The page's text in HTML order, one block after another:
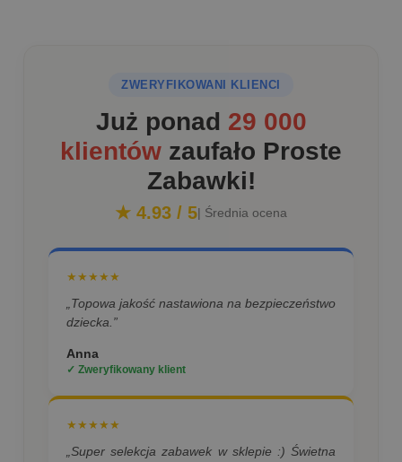
ZWERYFIKOWANI KLIENCI
Już ponad 29 000
klientów zaufało Proste
Zabawki!
★ 4.93 / 5| Średnia ocena
★★★★★
„Topowa jakość nastawiona na bezpieczeństwo
dziecka.”
Anna
✓ Zweryfikowany klient
★★★★★
„Super selekcja zabawek w sklepie :) Świetna